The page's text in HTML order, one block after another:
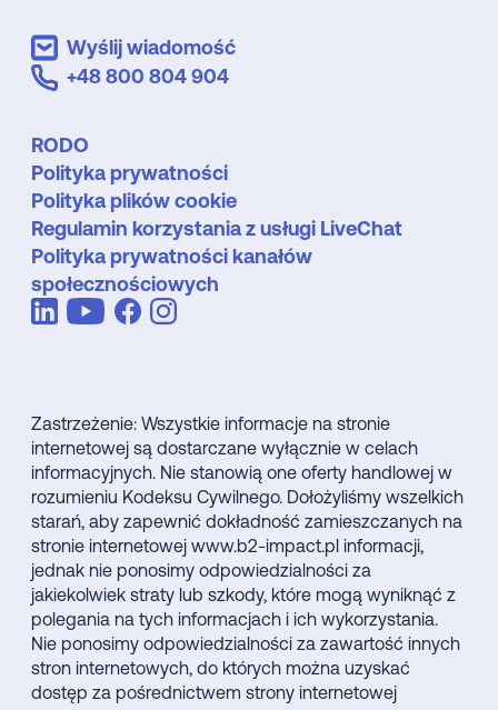
Wyślij wiadomość
+48 800 804 904
RODO
Polityka prywatności
Polityka plików cookie
Regulamin korzystania z usługi LiveChat
Polityka prywatności kanałów
społecznościowych
Zastrzeżenie: Wszystkie informacje na stronie
internetowej są dostarczane wyłącznie w celach
informacyjnych. Nie stanowią one oferty handlowej w
rozumieniu Kodeksu Cywilnego. Dołożyliśmy wszelkich
starań, aby zapewnić dokładność zamieszczanych na
stronie internetowej www.b2-impact.pl informacji,
jednak nie ponosimy odpowiedzialności za
jakiekolwiek straty lub szkody, które mogą wyniknąć z
polegania na tych informacjach i ich wykorzystania.
Nie ponosimy odpowiedzialności za zawartość innych
stron internetowych, do których można uzyskać
dostęp za pośrednictwem strony internetowej